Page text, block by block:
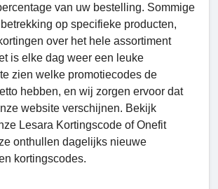
van uw bestelling. Sommige
op specifieke producten,
over het hele assortiment
is elke dag weer een leuke
zien welke promotiecodes de
hebben, en wij zorgen ervoor dat
website verschijnen. Bekijk
Lеsara Kortingscode of Onеfit
onthullen dagelijks nieuwe
kortingscodes.